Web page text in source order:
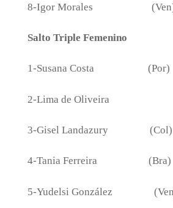
8-Igor Morales
Salto Triple Femenino
1-Susana Costa (Por)
2-Lima de Oliveira
3-Gisel Landazury (Col)
4-Tania Ferreira (Bra)
5-Yudelsi González